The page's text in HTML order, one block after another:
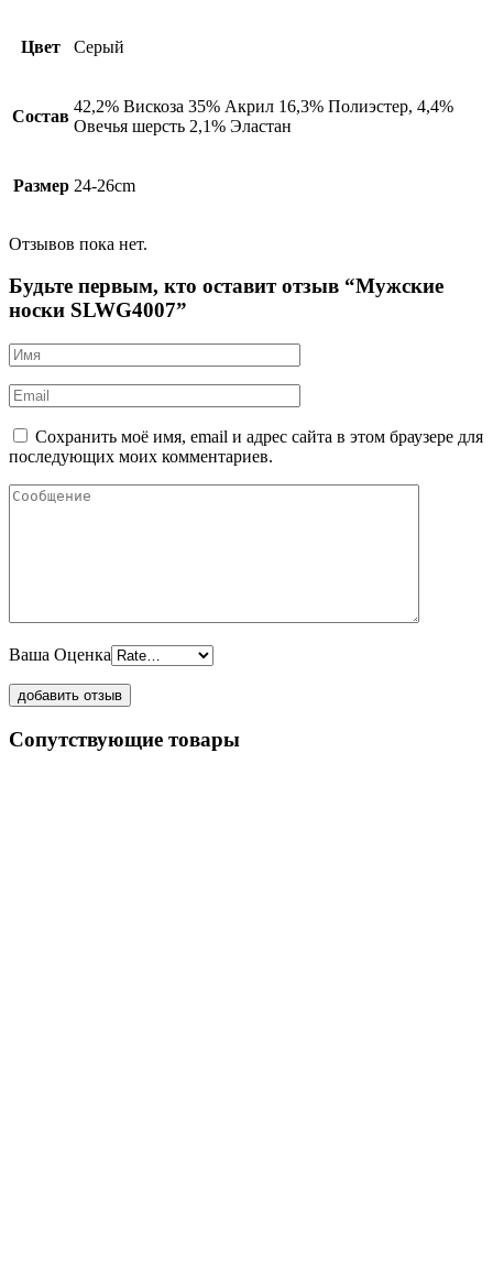
Цвет Серый
Состав
42,2% Вискоза 35% Акрил 16,3% Полиэстер, 4,4%
Овечья шерсть 2,1% Эластан
Размер 24-26cm
Отзывов пока нет.
Будьте первым, кто оставит отзыв “Мужские
носки SLWG4007”
Сохранить моё имя, email и адрес сайта в этом браузере для
последующих моих комментариев.
Ваша Оценка
Сопутствующие товары